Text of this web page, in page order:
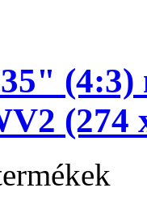
(274